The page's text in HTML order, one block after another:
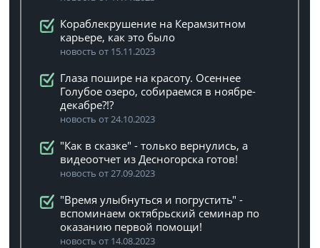
Кораблекрушение на Керамзитном
карьере, как это было
новость от 15.11.2023
Глаза пошире на красоту. Осеннее
Голубое озеро, собираемся в ноябре-
декабре?!?
новость от 24.10.2023
"Как в сказке" - только вернулись, а
видеоотчет из Десногорска готов!
новость от 27.09.2023
"Время улыбнуться и погрустить" -
вспоминаем октябрьский семинар по
оказанию первой помощи!
новость от 14.08.2023